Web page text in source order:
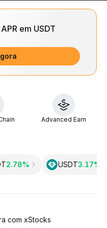
em USDT
Advanced Earn
2.78% USDT3.17‎%
com xStocks